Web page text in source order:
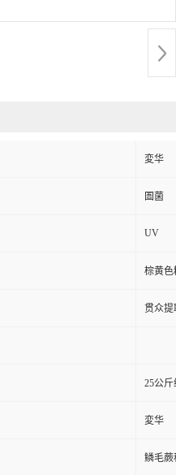
変华
圄菌
UV
棕黄色
贯众提
25公
変华
鳞毛蕨